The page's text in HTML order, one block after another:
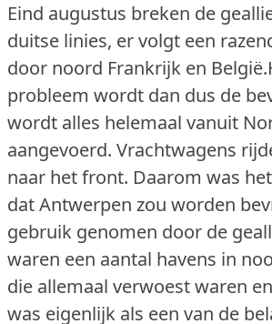
Eind augustus breken de
duitse linies, er volgt een
door noord Frankrijk en
probleem wordt dan dus de
wordt alles helemaal vanuit
aangevoerd. Vrachtwagens
naar het front. Daarom was
dat Antwerpen zou worden
gebruik genomen door de
waren een aantal havens in
die allemaal verwoest waren
was eigenlijk als een van de